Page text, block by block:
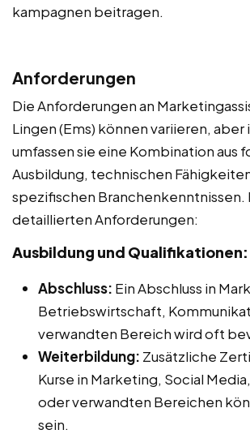
kampagnen beitragen.
Anforderungen
Die Anforderungen an
Lingen (Ems) können variieren,
umfassen sie eine Kombination aus
Ausbildung, technischen
spezifischen Branchenkenntnissen.
detaillierten Anforderungen:
Ausbildung und Qualifikationen:
Abschluss: Ein Abschluss in
Betriebswirtschaft,
verwandten Bereich wird oft
Weiterbildung: Zusätzliche
Kurse in Marketing, Social
oder verwandten Bereichen
sein.